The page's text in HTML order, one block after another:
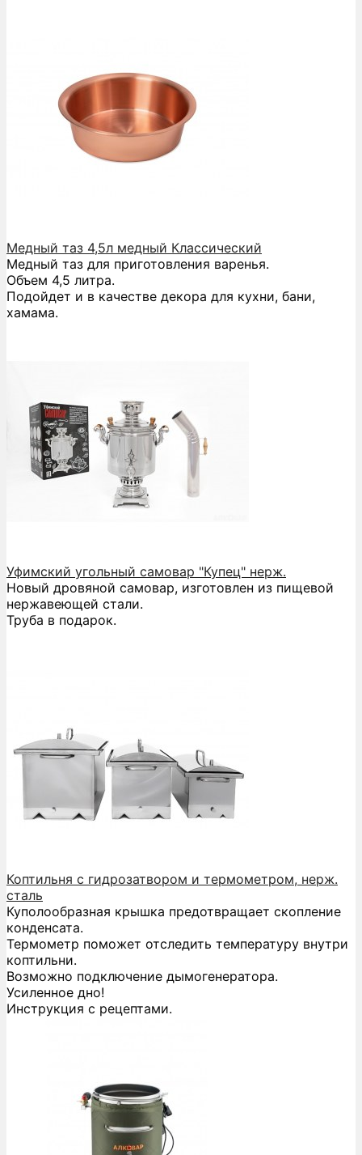
Медный таз 4,5л медный Классический
Медный таз для приготовления варенья.
Объем 4,5 литра.
Подойдет и в качестве декора для кухни, бани,
хамама.
Уфимский угольный самовар "Купец" нерж.
Новый дровяной самовар, изготовлен из пищевой
нержавеющей стали.
Труба в подарок.
Коптильня с гидрозатвором и термометром, нерж.
сталь
Куполообразная крышка предотвращает скопление
конденсата.
Термометр поможет отследить температуру внутри
коптильни.
Возможно подключение дымогенератора.
Усиленное дно!
Инструкция с рецептами.